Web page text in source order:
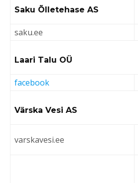
Saku Õlletehase AS
saku.ee
Laari Talu OÜ
facebook
Värska Vesi AS
varskavesi.ee